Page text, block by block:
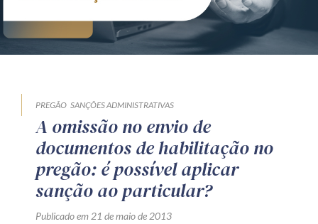
PREGÃO SANÇÕES ADMINISTRATIVAS
A omissão no envio de
documentos de habilitação no
pregão: é possível aplicar
sanção ao particular?
Publicado em 21 de maio de 2013